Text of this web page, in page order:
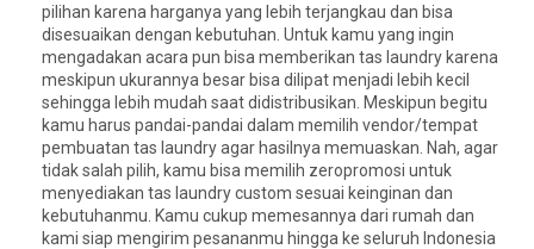
pilihan karena harganya yang lebih terjangkau dan bisa
disesuaikan dengan kebutuhan. Untuk kamu yang ingin
mengadakan acara pun bisa memberikan tas laundry karena
meskipun ukurannya besar bisa dilipat menjadi lebih kecil
sehingga lebih mudah saat didistribusikan. Meskipun begitu
kamu harus pandai-pandai dalam memilih vendor/tempat
pembuatan tas laundry agar hasilnya memuaskan. Nah, agar
tidak salah pilih, kamu bisa memilih zeropromosi untuk
menyediakan tas laundry custom sesuai keinginan dan
kebutuhanmu. Kamu cukup memesannya dari rumah dan
kami siap mengirim pesananmu hingga ke seluruh Indonesia